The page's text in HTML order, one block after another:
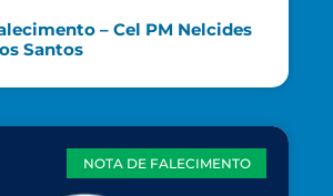
– Cel PM Nelcides
Santos
NOTA DE FALECIMENTO